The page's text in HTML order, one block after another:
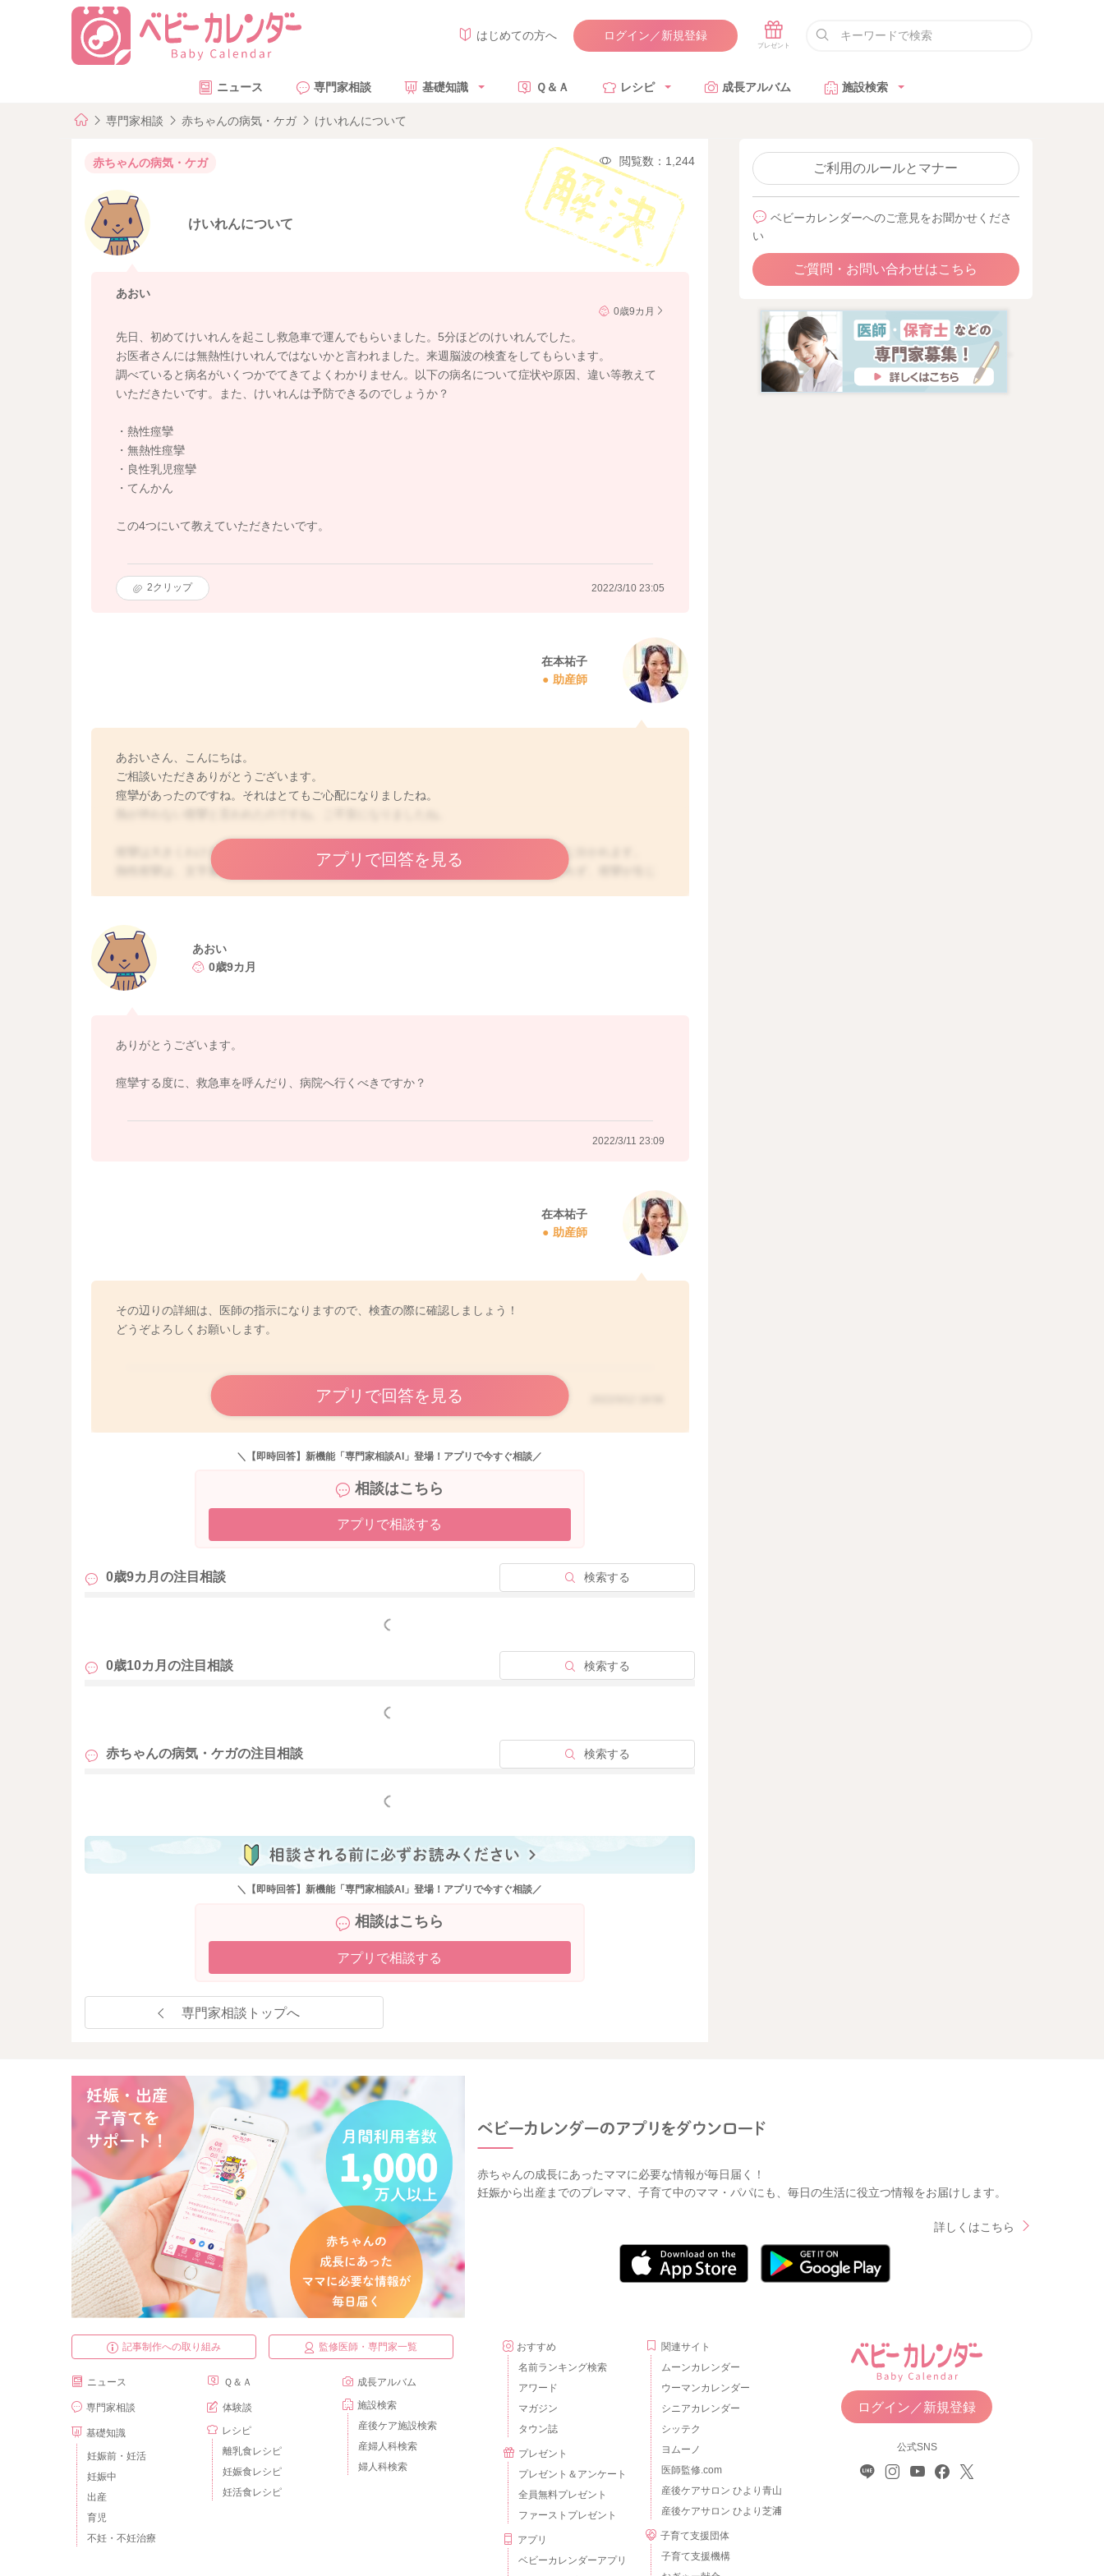
はじめての方へ ログイン／新規登録
ニュース 専門家相談 基礎知識 Ｑ＆Ａ レシピ 成長アルバム 施設検索
専門家相談 赤ちゃんの病気・ケガ けいれんについて
赤ちゃんの病気・ケガ 閲覧数：1,244
けいれんについて
あおい
0歳9カ月
先日、初めてけいれんを起こし救急車で運んでもらいました。5分ほどのけいれんでした。
お医者さんには無熱性けいれんではないかと言われました。来週脳波の検査をしてもらいます。
調べていると病名がいくつかでてきてよくわかりません。以下の病名について症状や原因、違い等教えて
いただきたいです。また、けいれんは予防できるのでしょうか？
・熱性痙攣
・無熱性痙攣
・良性乳児痙攣
・てんかん
この4つにいて教えていただきたいです。
2クリップ 2022/3/10 23:05
在本祐子
助産師
あおいさん、こんにちは。
ご相談いただきありがとうございます。
痙攣があったのですね。それはとてもご心配になりましたね。
痙攣は大きくわけると、熱に伴うもの＝熱性痙攣と、熱が伴わないもの＝無熱性の痙攣に分かれます。
熱性痙攣は、文字通り、熱が理由の痙攣で、発熱時、脳の未熟性により、刺激に耐えられず、痙攣が生じ
てんかんなどの神経疾患が考えられます。
てんかんであれば、適切な経過観察や治療が必要になります。
良性乳児痙攣は、後遺症などを残さない痙攣です。
どうぞよろしくお願いします。
https://www.childneuro.jp/modules/general/index.php?content_id=15
アプリで回答を見る
あおい
0歳9カ月
ありがとうございます。
痙攣する度に、救急車を呼んだり、病院へ行くべきですか？
2022/3/11 23:09
在本祐子
助産師
その辺りの詳細は、医師の指示になりますので、検査の際に確認しましょう！
どうぞよろしくお願いします。
アプリで回答を見る
＼【即時回答】新機能「専門家相談AI」登場！アプリで今すぐ相談／
相談はこちら
アプリで相談する
0歳9カ月の注目相談 検索する
もっと見る
0歳10カ月の注目相談 検索する
もっと見る
赤ちゃんの病気・ケガの注目相談 検索する
もっと見る
＼【即時回答】新機能「専門家相談AI」登場！アプリで今すぐ相談／
相談はこちら
アプリで相談する
専門家相談トップへ
ご利用のルールとマナー
ベビーカレンダーへのご意見をお聞かせくださ
い
ご質問・お問い合わせはこちら
赤ちゃんの成長にあったママに必要な情報が毎日届く！
妊娠から出産までのプレママ、子育て中のママ・パパにも、毎日の生活に役立つ情報をお届けします。
詳しくはこちら
記事制作への取り組み 監修医師・専門家一覧
ニュース
専門家相談
基礎知識
妊娠前・妊活
妊娠中
出産
育児
不妊・不妊治療
Ｑ＆Ａ
体験談
レシピ
離乳食レシピ
妊娠食レシピ
妊活食レシピ
成長アルバム
施設検索
産後ケア施設検索
産婦人科検索
婦人科検索
おすすめ
名前ランキング検索
アワード
マガジン
タウン誌
プレゼント
プレゼント＆アンケート
全員無料プレゼント
ファーストプレゼント
アプリ
ベビーカレンダーアプリ
関連サイト
ムーンカレンダー
ウーマンカレンダー
シニアカレンダー
シッテク
ヨムーノ
医師監修.com
産後ケアサロン ひより青山
産後ケアサロン ひより芝浦
子育て支援団体
子育て支援機構
ログイン／新規登録
公式SNS